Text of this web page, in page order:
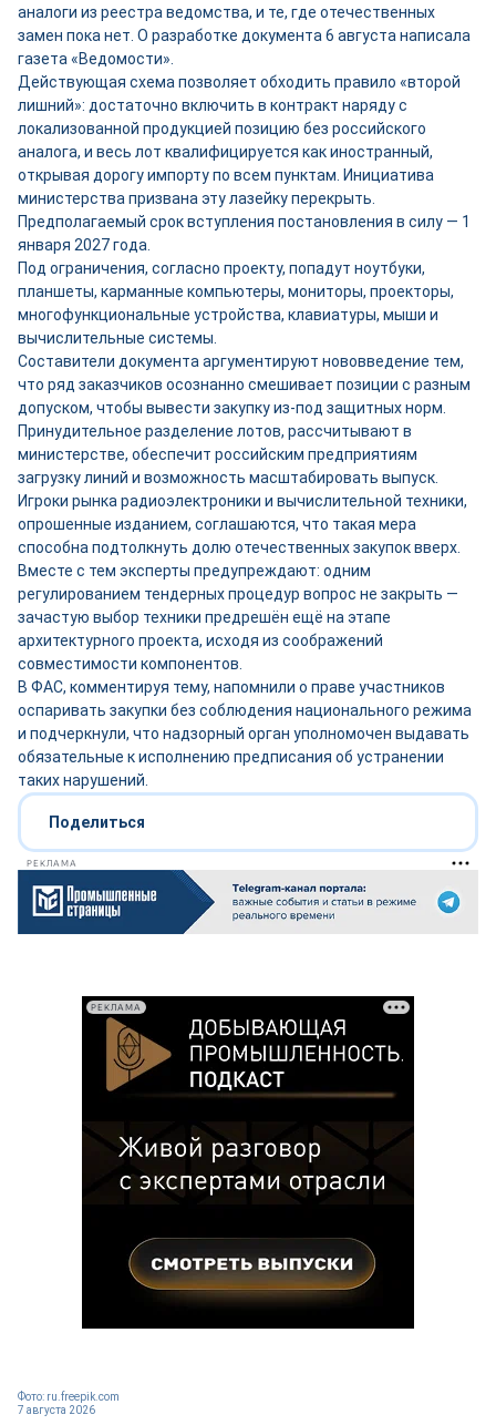
аналоги из реестра ведомства, и те, где отечественных
замен пока нет. О разработке документа 6 августа написала
газета «Ведомости».
Действующая схема позволяет обходить правило «второй
лишний»: достаточно включить в контракт наряду с
локализованной продукцией позицию без российского
аналога, и весь лот квалифицируется как иностранный,
открывая дорогу импорту по всем пунктам. Инициатива
министерства призвана эту лазейку перекрыть.
Предполагаемый срок вступления постановления в силу — 1
января 2027 года.
Под ограничения, согласно проекту, попадут ноутбуки,
планшеты, карманные компьютеры, мониторы, проекторы,
многофункциональные устройства, клавиатуры, мыши и
вычислительные системы.
Составители документа аргументируют нововведение тем,
что ряд заказчиков осознанно смешивает позиции с разным
допуском, чтобы вывести закупку из-под защитных норм.
Принудительное разделение лотов, рассчитывают в
министерстве, обеспечит российским предприятиям
загрузку линий и возможность масштабировать выпуск.
Игроки рынка радиоэлектроники и вычислительной техники,
опрошенные изданием, соглашаются, что такая мера
способна подтолкнуть долю отечественных закупок вверх.
Вместе с тем эксперты предупреждают: одним
регулированием тендерных процедур вопрос не закрыть —
зачастую выбор техники предрешён ещё на этапе
архитектурного проекта, исходя из соображений
совместимости компонентов.
В ФАС, комментируя тему, напомнили о праве участников
оспаривать закупки без соблюдения национального режима
и подчеркнули, что надзорный орган уполномочен выдавать
обязательные к исполнению предписания об устранении
таких нарушений.
Поделиться
РЕКЛАМА
7 августа 2026
Фото: ru.freepik.com
РЕКЛАМА